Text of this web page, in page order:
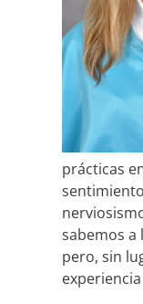
prácticas
sabemos a
pero, sin